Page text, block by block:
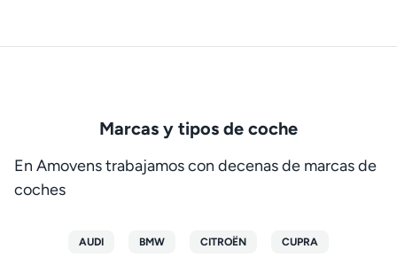
Marcas y tipos de coche
En Amovens trabajamos con decenas de marcas de
coches
AUDI BMW CITROËN CUPRA